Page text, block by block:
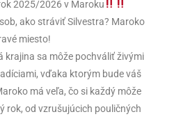
2025/2026 v Maroku
ako stráviť Silvestra? Maroko
miesto!
krajina sa môže pochváliť živými
vďaka ktorým bude váš
má veľa, čo si každý môže
rok, od vzrušujúcich pouličných